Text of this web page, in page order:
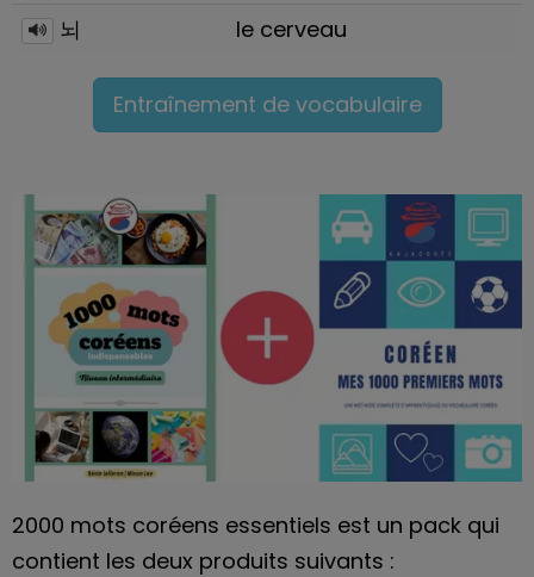
뇌
le cerveau
Entraînement de vocabulaire
2000 mots coréens essentiels est un pack qui
contient les deux produits suivants :